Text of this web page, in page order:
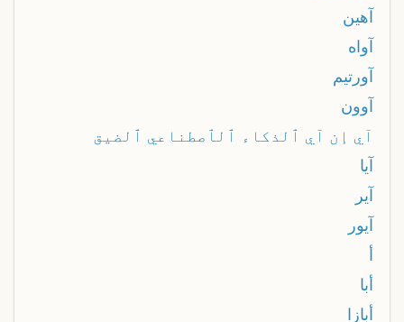
آهين
آواه
آورتيم
آوون
آي إن آي ٱلذكاء ٱلٱصطناعي ٱلضيق
آيا
آير
آيور
أ
أبا
أبازا